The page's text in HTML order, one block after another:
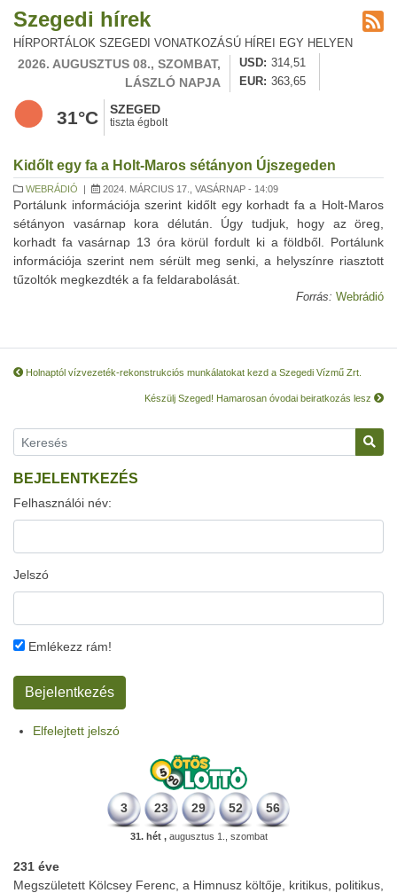
Szegedi hírek
HÍRPORTÁLOK SZEGEDI VONATKOZÁSÚ HÍREI EGY HELYEN
2026. AUGUSZTUS 08., SZOMBAT,
LÁSZLÓ NAPJA
USD
314,51
EUR
363,65
31°C SZEGED
tiszta égbolt
Kidőlt egy fa a Holt-Maros sétányon Újszegeden
WEBRÁDIÓ | 2024. MÁRCIUS 17., VASÁRNAP - 14:09
Portálunk információja szerint kidőlt egy korhadt fa a Holt-Maros
sétányon vasárnap kora délután. Úgy tudjuk, hogy az öreg,
korhadt fa vasárnap 13 óra körül fordult ki a földből. Portálunk
információja szerint nem sérült meg senki, a helyszínre riasztott
tűzoltók megkezdték a fa feldarabolását.
Forrás: Webrádió
Holnaptól vízvezeték-rekonstrukciós munkálatokat kezd a Szegedi Vízmű Zrt.
Készülj Szeged! Hamarosan óvodai beiratkozás lesz
BEJELENTKEZÉS
Felhasználói név:
Jelszó
Emlékezz rám!
Elfelejtett jelszó
3 23 29 52 56
31. hét ,augusztus 1., szombat
231 éve
Megszületett Kölcsey Ferenc, a Himnusz költője, kritikus, politikus,